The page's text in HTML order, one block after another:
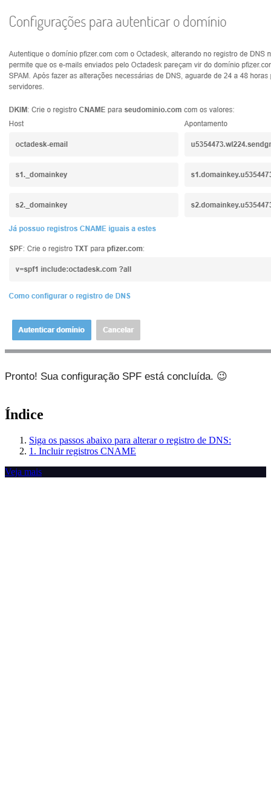
Pronto! Sua configuração SPF está concluída. 😉
Índice
Siga os passos abaixo para alterar o registro de DNS:
1. Incluir registros CNAME
Veja mais